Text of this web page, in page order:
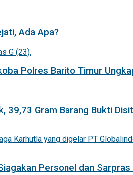
Ada Apa?
Polres Barito Timur
39,73 Gram Barang Bukti
Personel dan